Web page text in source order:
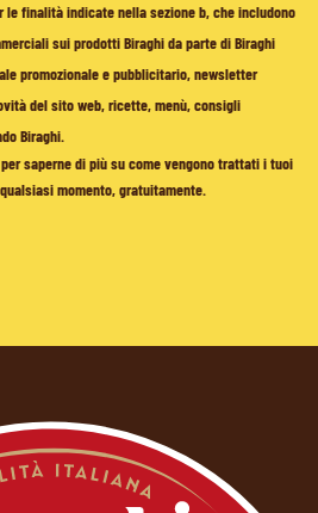
finalità indicate nella sezione b, che includono
sui prodotti Biraghi da parte di Biraghi
promozionale e pubblicitario, newsletter
del sito web, ricette, menù, consigli
Biraghi.
per saperne di più su come vengono trattati i tuoi
momento, gratuitamente.